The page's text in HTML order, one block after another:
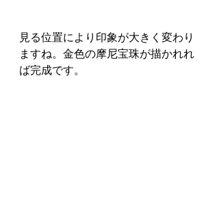
見る位置により印象が大きく変わり
ますね。金色の摩尼宝珠が描かれれ
ば完成です。